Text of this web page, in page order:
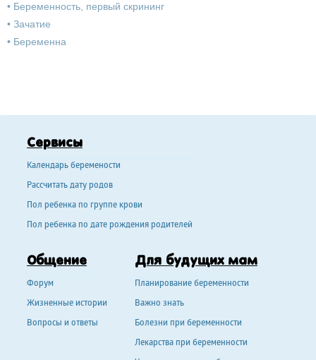
• Беременность, первый скрининг
• Зачатие
• Беременна
Сервисы
Календарь беремености
Рассчитать дату родов
Пол ребенка по группе крови
Пол ребенка по дате рождения родителей
Общение
Форум
Жизненные истории
Вопросы и ответы
Для будущих мам
Планирование беременности
Важно знать
Болезни при беременности
Лекарства при беременности